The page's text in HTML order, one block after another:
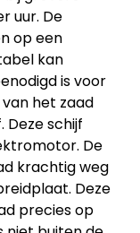
uur. De
op een
kan
is voor
het zaad
schijf
De
krachtig weg
Deze
precies op